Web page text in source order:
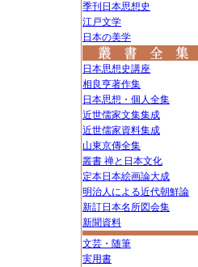
季刊日本思想史
江戸文学
日本の美学
日本思想史講座
相良亨著作集
日本思想・個人全集
近世儒家文集集成
近世儒家資料集成
山東京傳全集
叢書 禅と日本文化
定本日本絵画論大成
明治人による近代朝鮮論
新訂日本名所図会集
新聞資料
文芸・随筆
実用書